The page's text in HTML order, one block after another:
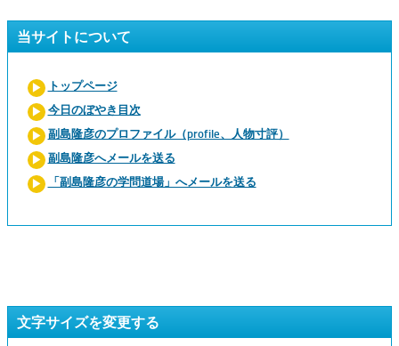
当サイトについて
トップページ
今日のぼやき目次
副島隆彦のプロファイル（profile、人物寸評）
副島隆彦へメールを送る
「副島隆彦の学問道場」へメールを送る
文字サイズを変更する